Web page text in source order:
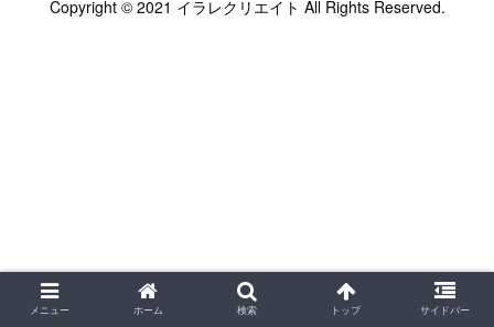
Copyright © 2021 イラレクリエイト All Rights Reserved.
メニュー ホーム 検索 トップ サイドバー